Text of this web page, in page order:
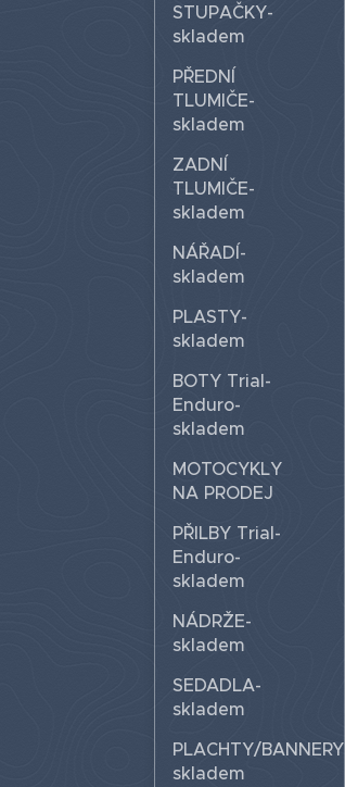
STUPAČKY-
skladem
PŘEDNÍ
TLUMIČE-
skladem
ZADNÍ
TLUMIČE-
skladem
NÁŘADÍ-
skladem
PLASTY-
skladem
BOTY Trial-
Enduro-
skladem
MOTOCYKLY
NA PRODEJ
PŘILBY Trial-
Enduro-
skladem
NÁDRŽE-
skladem
SEDADLA-
skladem
PLACHTY/BANNERY-
skladem